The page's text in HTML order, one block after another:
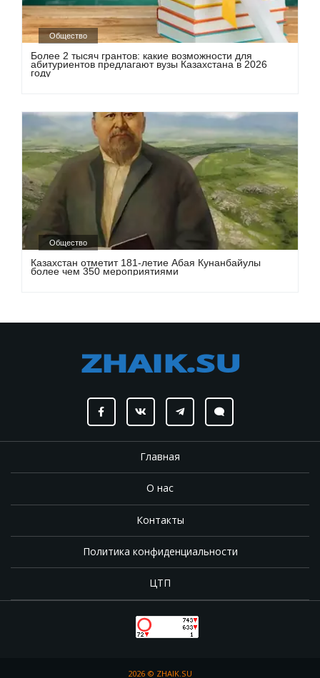
Общество
Более 2 тысяч грантов: какие возможности для
абитуриентов предлагают вузы Казахстана в 2026
году
Общество
Казахстан отметит 181-летие Абая Кунанбайулы
более чем 350 мероприятиями
Главная
О нас
Контакты
Политика конфиденциальности
ЦТП
2026 © ZHAIK.SU